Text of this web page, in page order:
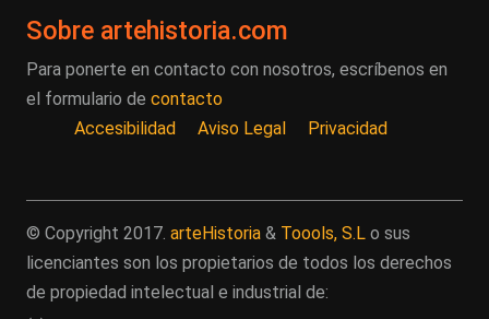
Sobre artehistoria.com
Para ponerte en contacto con nosotros, escríbenos en
el formulario de contacto
Accesibilidad
Aviso Legal Privacidad
© Copyright 2017. arteHistoria & Toools, S.L o sus
licenciantes son los propietarios de todos los derechos
de propiedad intelectual e industrial de: